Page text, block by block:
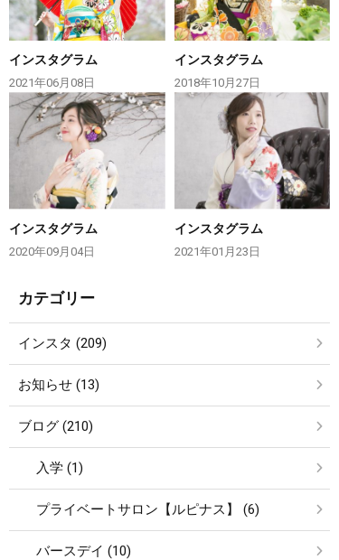
インスタグラム
2021年06月08日
インスタグラム
2018年10月27日
インスタグラム
2020年09月04日
インスタグラム
2021年01月23日
カテゴリー
インスタ (209)
お知らせ (13)
ブログ (210)
入学 (1)
プライベートサロン【ルピナス】 (6)
バースデイ (10)